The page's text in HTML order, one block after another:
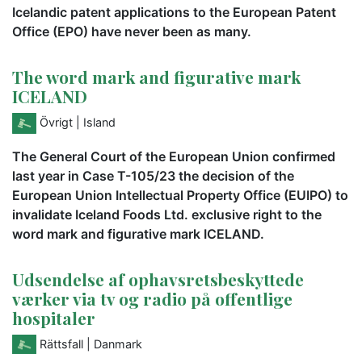
Icelandic patent applications to the European Patent
Office (EPO) have never been as many.
The word mark and figurative mark
ICELAND
Övrigt | Island
The General Court of the European Union confirmed
last year in Case T-105/23 the decision of the
European Union Intellectual Property Office (EUIPO) to
invalidate Iceland Foods Ltd. exclusive right to the
word mark and figurative mark ICELAND.
Udsendelse af ophavsretsbeskyttede
værker via tv og radio på offentlige
hospitaler
Rättsfall | Danmark